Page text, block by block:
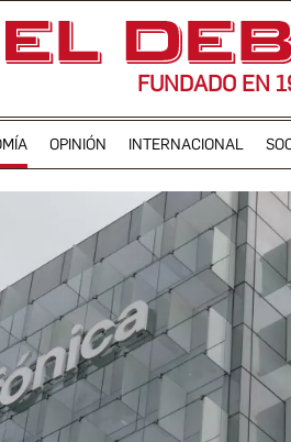
FUNDADO EN
OPINIÓN INTERNACIONAL